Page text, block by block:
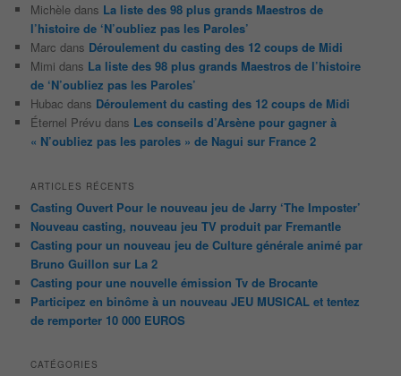
Michèle dans La liste des 98 plus grands Maestros de
l’histoire de ‘N’oubliez pas les Paroles’
Marc dans Déroulement du casting des 12 coups de Midi
Mimi dans La liste des 98 plus grands Maestros de l’histoire
de ‘N’oubliez pas les Paroles’
Hubac dans Déroulement du casting des 12 coups de Midi
Éternel Prévu dans Les conseils d’Arsène pour gagner à
« N’oubliez pas les paroles » de Nagui sur France 2
ARTICLES RÉCENTS
Casting Ouvert Pour le nouveau jeu de Jarry ‘The Imposter’
Nouveau casting, nouveau jeu TV produit par Fremantle
Casting pour un nouveau jeu de Culture générale animé par
Bruno Guillon sur La 2
Casting pour une nouvelle émission Tv de Brocante
Participez en binôme à un nouveau JEU MUSICAL et tentez
de remporter 10 000 EUROS
CATÉGORIES